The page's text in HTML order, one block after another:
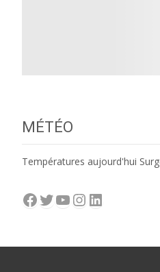
MÉTÉO
Températures aujourd'hui
Facebook
Twitter
YouTube
Instagram
LinkedIn